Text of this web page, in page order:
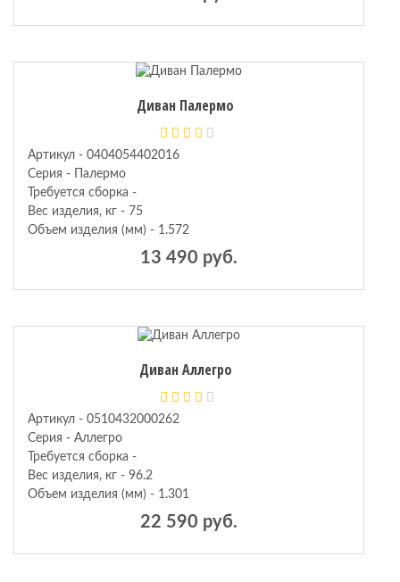
Диван Палермо
Артикул - 0404054402016
Серия - Палермо
Требуется сборка -
Вес изделия, кг - 75
Объем изделия (мм) - 1.572
13 490 руб.
Диван Аллегро
Артикул - 0510432000262
Серия - Аллегро
Требуется сборка -
Вес изделия, кг - 96.2
Объем изделия (мм) - 1.301
22 590 руб.